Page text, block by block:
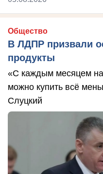
Общество
В ЛДПР призвали
продукты
«С каждым месяцем
можно купить всё
Слуцкий